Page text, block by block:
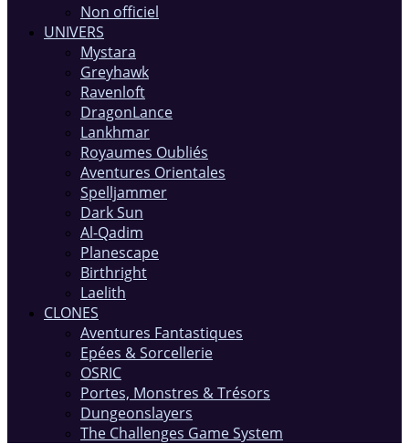
Non officiel
UNIVERS
Mystara
Greyhawk
Ravenloft
DragonLance
Lankhmar
Royaumes Oubliés
Aventures Orientales
Spelljammer
Dark Sun
Al-Qadim
Planescape
Birthright
Laelith
CLONES
Aventures Fantastiques
Epées & Sorcellerie
OSRIC
Portes, Monstres & Trésors
Dungeonslayers
The Challenges Game System